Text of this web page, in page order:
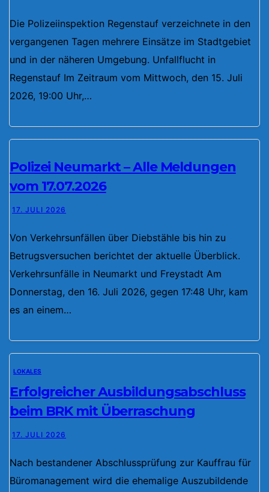
Die Polizeiinspektion Regenstauf verzeichnete in den
vergangenen Tagen mehrere Einsätze im Stadtgebiet
und in der näheren Umgebung. Unfallflucht in
Regenstauf Im Zeitraum vom Mittwoch, den 15. Juli
2026, 19:00 Uhr,…
Polizei Neumarkt – Alle Meldungen
vom 17.07.2026
17. JULI 2026
Von Verkehrsunfällen über Diebstähle bis hin zu
Betrugsversuchen berichtet der aktuelle Überblick.
Verkehrsunfälle in Neumarkt und Freystadt Am
Donnerstag, den 16. Juli 2026, gegen 17:48 Uhr, kam
es an einem…
LOKALES
Erfolgreicher Ausbildungsabschluss
beim BRK mit Überraschung
17. JULI 2026
Nach bestandener Abschlussprüfung zur Kauffrau für
Büromanagement wird die ehemalige Auszubildende